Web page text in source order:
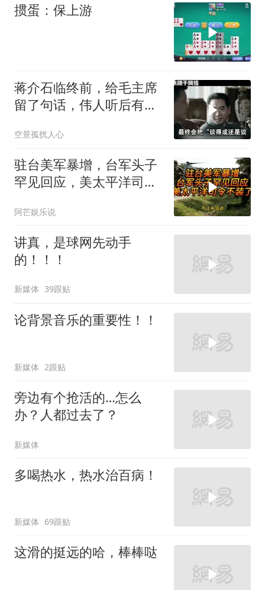
掼蛋：保上游
蒋介石临终前，给毛主席
留了句话，伟人听后有什
空景孤扰人心
驻台美军暴增，台军头子
罕见回应，美太平洋司令
阿芒娱乐说
讲真，是球网先动手
的！！！
新媒体 39跟贴
论背景音乐的重要性！！
新媒体 2跟贴
旁边有个抢活的…怎么
办？人都过去了？
新媒体
多喝热水，热水治百病！
新媒体 69跟贴
这滑的挺远的哈，棒棒哒